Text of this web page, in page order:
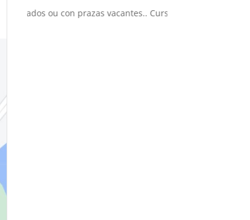
ou con prazas vacantes.. Curso 2026-2027